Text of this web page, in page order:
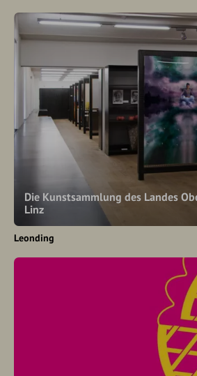
Die Kunstsammlung des Landes
Linz
Leonding